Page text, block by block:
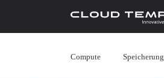
Compute Speicherung